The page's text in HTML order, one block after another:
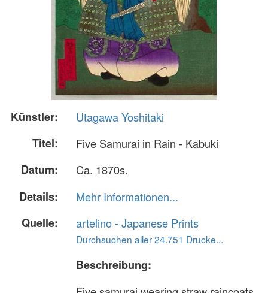
Künstler:
Utagawa Yoshitaki
Titel:
Five Samurai in Rain - Kabuki
Datum:
Ca. 1870s.
Details:
Mehr Informationen...
Quelle:
artelino - Japanese Prints
Durchsuchen aller 24.751 Drucke...
Beschreibung: